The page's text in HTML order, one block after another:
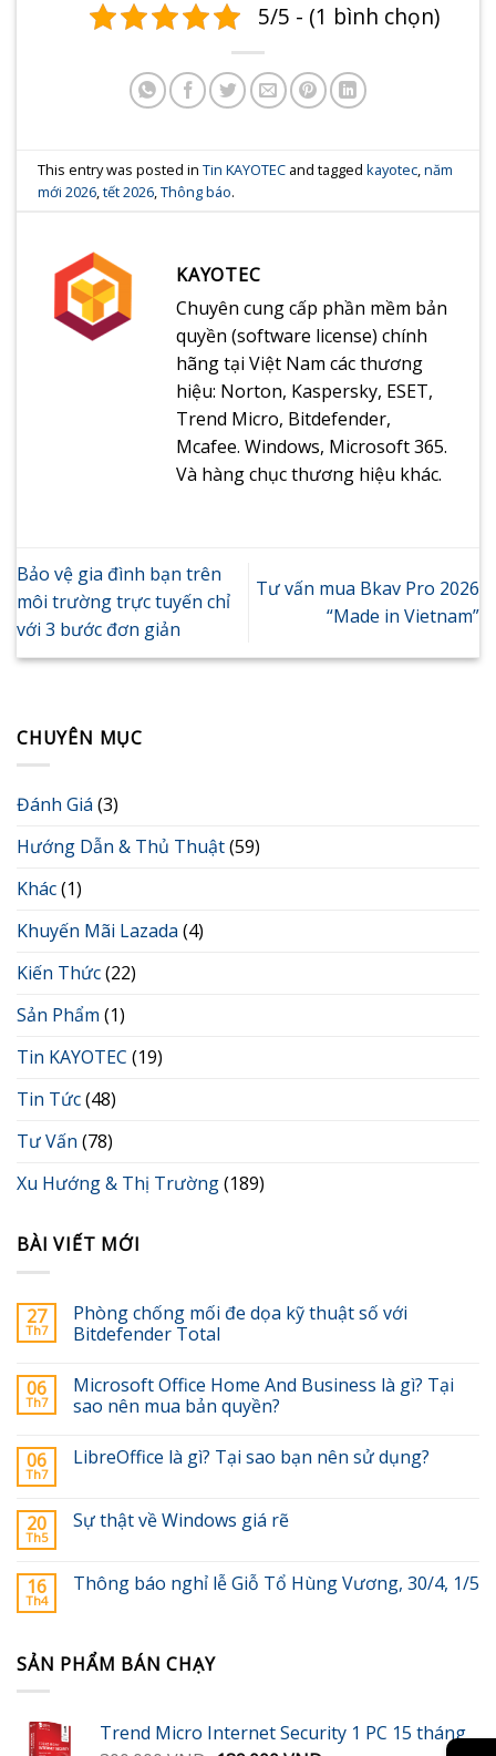
5/5 - (1 bình chọn)
This entry was posted inTin KAYOTEC and taggedkayotec,năm
mới 2026,tết 2026,Thông báo.
KAYOTEC
Chuyên cung cấp phần mềm bản
quyền (software license) chính
hãng tại Việt Nam các thương
hiệu: Norton, Kaspersky, ESET,
Trend Micro, Bitdefender,
Mcafee. Windows, Microsoft 365.
Và hàng chục thương hiệu khác.
Bảo vệ gia đình bạn trên
môi trường trực tuyến chỉ
với 3 bước đơn giản
Tư vấn mua Bkav Pro 2026
“Made in Vietnam”
CHUYÊN MỤC
Đánh Giá (3)
Hướng Dẫn & Thủ Thuật(59)
Khác(1)
Khuyến Mãi Lazada (4)
Kiến Thức(22)
Sản Phẩm (1)
Tin KAYOTEC (19)
Tin Tức(48)
Tư Vấn (78)
Xu Hướng & Thị Trường(189)
BÀI VIẾT MỚI
27
Th7
Phòng chống mối đe dọa kỹ thuật số với
Bitdefender Total
06
Th7
Microsoft Office Home And Business là gì? Tại
sao nên mua bản quyền?
06
Th7
LibreOffice là gì? Tại sao bạn nên sử dụng?
20
Th5
Sự thật về Windows giá rẽ
16
Th4
Thông báo nghỉ lễ Giỗ Tổ Hùng Vương, 30/4, 1/5
SẢN PHẨM BÁN CHẠY
Trend Micro Internet Security 1 PC 15 tháng